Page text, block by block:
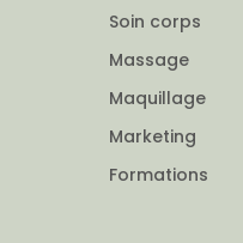
Soin corps
Massage
Maquillage
Marketing
Formations